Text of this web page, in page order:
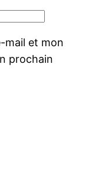
mail et mon
prochain